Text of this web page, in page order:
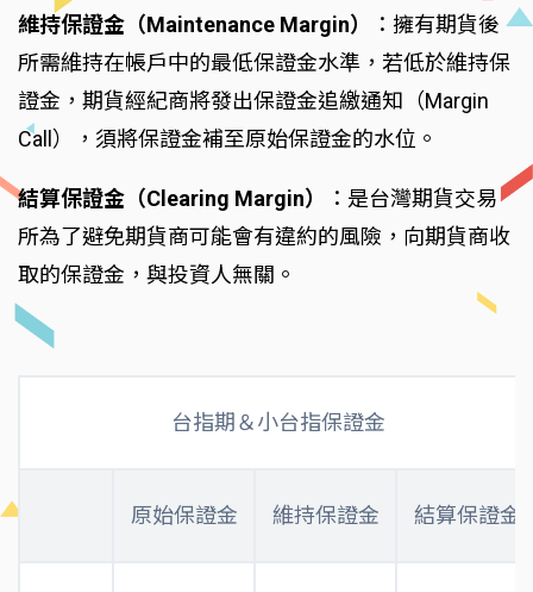
維持保證金（Maintenance Margin）
：擁有期貨後
所需維持在帳戶中的最低保證金水準，若低於維持保
證金，期貨經紀商將發出保證金追繳通知（Margin
Call），須將保證金補至原始保證金的水位。
結算保證金（Clearing Margin）
：是台灣期貨交易
所為了避免期貨商可能會有違約的風險，向期貨商收
取的保證金，與投資人無關。
台指期＆小台指保證金
原始保證金 維持保證金 結算保證金